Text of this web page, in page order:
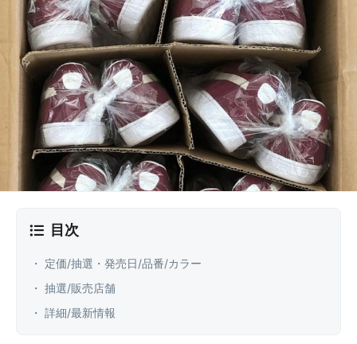
目次
・ 定価/抽選・発売日/品番/カラー
・ 抽選/販売店舗
・ 詳細/最新情報